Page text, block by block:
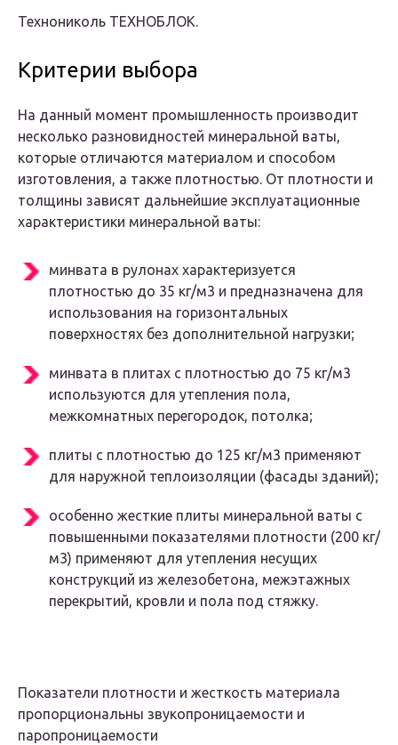
Технониколь ТЕХНОБЛОК.
Критерии выбора
На данный момент промышленность производит
несколько разновидностей минеральной ваты,
которые отличаются материалом и способом
изготовления, а также плотностью. От плотности и
толщины зависят дальнейшие эксплуатационные
характеристики минеральной ваты:
минвата в рулонах характеризуется
плотностью до 35 кг/м3 и предназначена для
использования на горизонтальных
поверхностях без дополнительной нагрузки;
минвата в плитах с плотностью до 75 кг/м3
используются для утепления пола,
межкомнатных перегородок, потолка;
плиты с плотностью до 125 кг/м3 применяют
для наружной теплоизоляции (фасады зданий);
особенно жесткие плиты минеральной ваты с
повышенными показателями плотности (200 кг/
м3) применяют для утепления несущих
конструкций из железобетона, межэтажных
перекрытий, кровли и пола под стяжку.
Показатели плотности и жесткость материала
пропорциональны звукопроницаемости и
паропроницаемости